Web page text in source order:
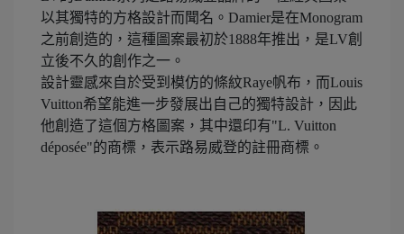
以其獨特的方格設計而聞名。Damier是在Monogram
之前創造的，這種圖案最初於1888年推出，是LV創
立後不久的創作之一。
設計靈感來自於受到模仿的條紋Raye帆布，而Louis
Vuitton希望能進一步發展出自己的獨特設計，因此
他創造了這個方格圖案，其中還印有"L. Vuitton
déposée"的商標，表示路易威登的註冊商標。